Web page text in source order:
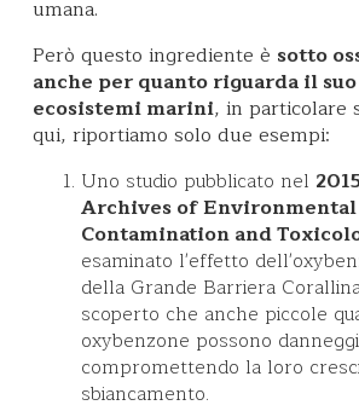
umana.
Però questo ingrediente è sotto
anche per quanto riguarda il
ecosistemi marini, in particolare
qui, riportiamo solo due esempi:
Uno studio pubblicato nel
Archives of Environmental
Contamination and
esaminato l'effetto
della Grande Barriera
scoperto che anche piccole
oxybenzone possono
compromettendo la loro
sbiancamento.